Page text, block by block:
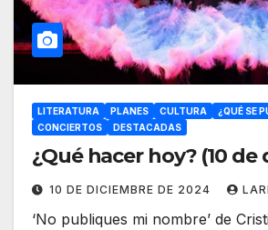
LITERATURA PLANES CULTURA
¿QUÉ SE
CONCIERTOS
DESTACADAS
¿Qué hacer hoy? (10 de
10 DE DICIEMBRE DE 2024
‘No publiques mi nombre’ de